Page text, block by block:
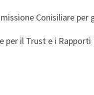
Conisiliare per
per il Trust e i Rapporti